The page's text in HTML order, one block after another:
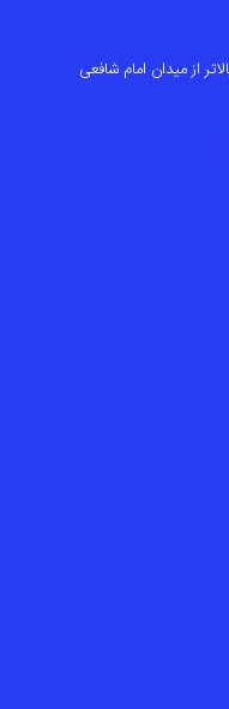
از میدان امام شافعی